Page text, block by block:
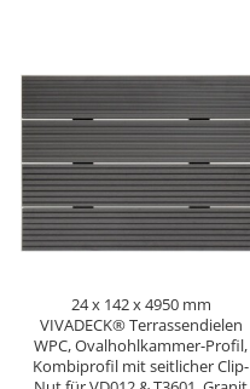
24 x 142 x 4950 mm
VIVADECK® Terrassendielen
WPC, Ovalhohlkammer-Profil,
Kombiprofil mit seitlicher Clip-